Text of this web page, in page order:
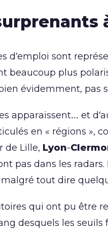
d’emploi sont
beaucoup plus
évidemment, pas
apparaissent… et
en « régions »,
de Lille, Lyon-
pas dans les
tout dire
qui ont pu être
desquels les